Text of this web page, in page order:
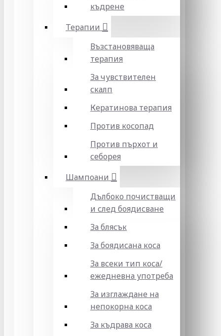
къдрене
Терапии
Възстановяваща
терапия
За чувствителен
скалп
Кератинова терапия
Против косопад
Против пърхот и
себорея
Шампоани
Дълбоко почистващи
и след боядисване
За блясък
За боядисана коса
За всеки тип коса/
ежедневна употреба
За изглаждане на
непокорна коса
За къдрава коса